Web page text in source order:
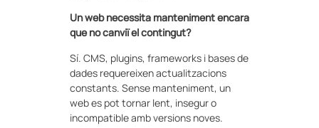
Un web necessita manteniment encara
que no canviï el contingut?
Sí. CMS, plugins, frameworks i bases de
dades requereixen actualitzacions
constants. Sense manteniment, un
web es pot tornar lent, insegur o
incompatible amb versions noves.